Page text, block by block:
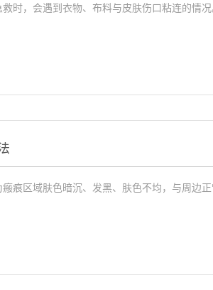
时，会遇到衣物、布料与皮肤伤口粘连的情
痕区域肤色暗沉、发黑、肤色不均，与周边